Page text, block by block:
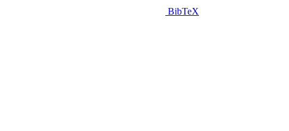
BibTeX